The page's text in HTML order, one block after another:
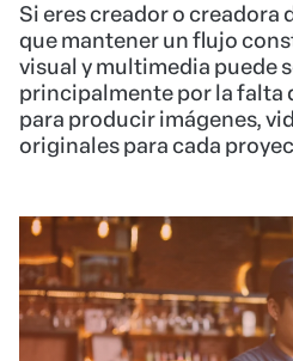
Si eres creador o creadora
que mantener un flujo
visual y multimedia puede
principalmente por la falta
para producir imágenes,
originales para cada